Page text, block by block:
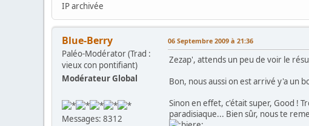
IP archivée
Blue-Berry
Paléo-Modérator (Trad :
vieux con pontifiant)
Modérateur Global
Messages: 8312
06 Septembre 2009 à 21:36
Zezap', attends un peu de voir le
Bon, nous aussi on est arrivé y'a un
Sinon en effet, c'était super, Good !
paradisiaque... Bien sûr, nous te